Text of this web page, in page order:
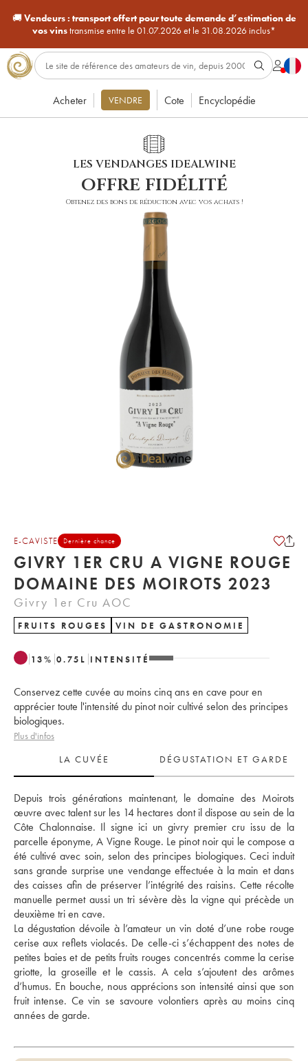
🚚Vendeurs : transport offert pour toute demande d’estimation de
vos vinstransmise entre le 01.07.2026 et le 31.08.2026 inclus*
Acheter VENDRE Cote Encyclopédie
LES VENDANGES IDEALWINE
offre fidélité
Obtenez des bons de réduction avec vos achats !
E-CAVISTE Dernière chance
GIVRY 1ER CRU A VIGNE ROUGE
DOMAINE DES MOIROTS 2023
Givry 1er Cru AOC
FRUITS ROUGES VIN DE GASTRONOMIE
13% 0.75 L INTENSITÉ
Conservez cette cuvée au moins cinq ans en cave pour en
apprécier toute l'intensité du pinot noir cultivé selon des principes
biologiques.
Plus d'infos
LA CUVÉE
DÉGUSTATION ET GARDE
Depuis trois générations maintenant, le domaine des Moirots
œuvre avec talent sur les 14 hectares dont il dispose au sein de la
Côte Chalonnaise. Il signe ici un givry premier cru issu de la
parcelle éponyme, A Vigne Rouge. Le pinot noir qui le compose a
été cultivé avec soin, selon des principes biologiques. Ceci induit
sans grande surprise une vendange effectuée à la main et dans
des caisses afin de préserver l’intégrité des raisins. Cette récolte
manuelle permet aussi un tri sévère dès la vigne qui précède un
deuxième tri en cave.
La dégustation dévoile à l’amateur un vin doté d’une robe rouge
cerise aux reflets violacés. De celle-ci s’échappent des notes de
petites baies et de petits fruits rouges concentrés comme la cerise
griotte, la groseille et le cassis. A cela s’ajoutent des arômes
d’humus. En bouche, nous apprécions son intensité ainsi que son
fruit intense. Ce vin se savoure volontiers après au moins cinq
années de garde.